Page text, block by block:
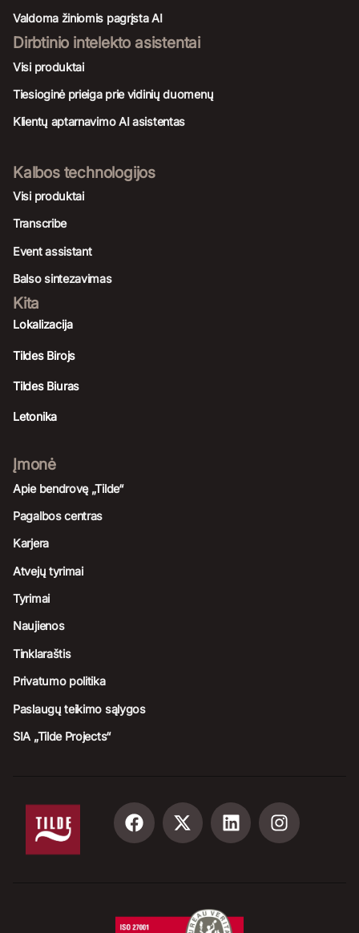
Valdoma žiniomis pagrįsta AI
Dirbtinio intelekto asistentai
Visi produktai
Tiesioginė prieiga prie vidinių duomenų
Klientų aptarnavimo AI asistentas
Kalbos technologijos
Visi produktai
Transcribe
Event assistant
Balso sintezavimas
Kita
Lokalizacija
Tildes Birojs
Tildes Biuras
Letonika
Įmonė
Apie bendrovę „Tilde“
Pagalbos centras
Karjera
Atvejų tyrimai
Tyrimai
Naujienos
Tinklaraštis
Privatumo politika
Paslaugų teikimo sąlygos
SIA „Tilde Projects“